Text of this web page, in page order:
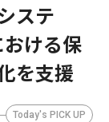
ステ
ける保
を支援
Today's PICK UP